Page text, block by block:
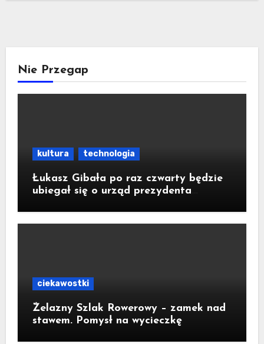
Nie Przegap
kultura technologia
Łukasz Gibała po raz czwarty będzie
ubiegał się o urząd prezydenta
ciekawostki
Żelazny Szlak Rowerowy – zamek nad
stawem. Pomysł na wycieczkę